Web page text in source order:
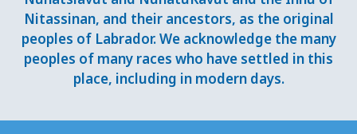
Nitassinan, and their ancestors, as the original
peoples of Labrador. We acknowledge the many
peoples of many races who have settled in this
place, including in modern days.